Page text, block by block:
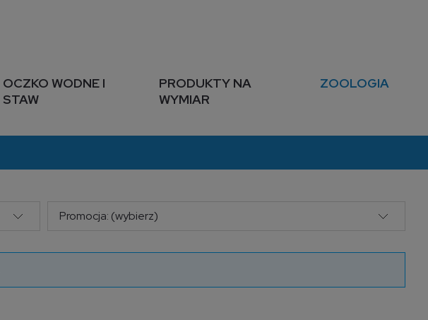
OCZKO WODNE I
STAW
PRODUKTY NA
WYMIAR
ZOOLOGIA
Promocja: (wybierz)